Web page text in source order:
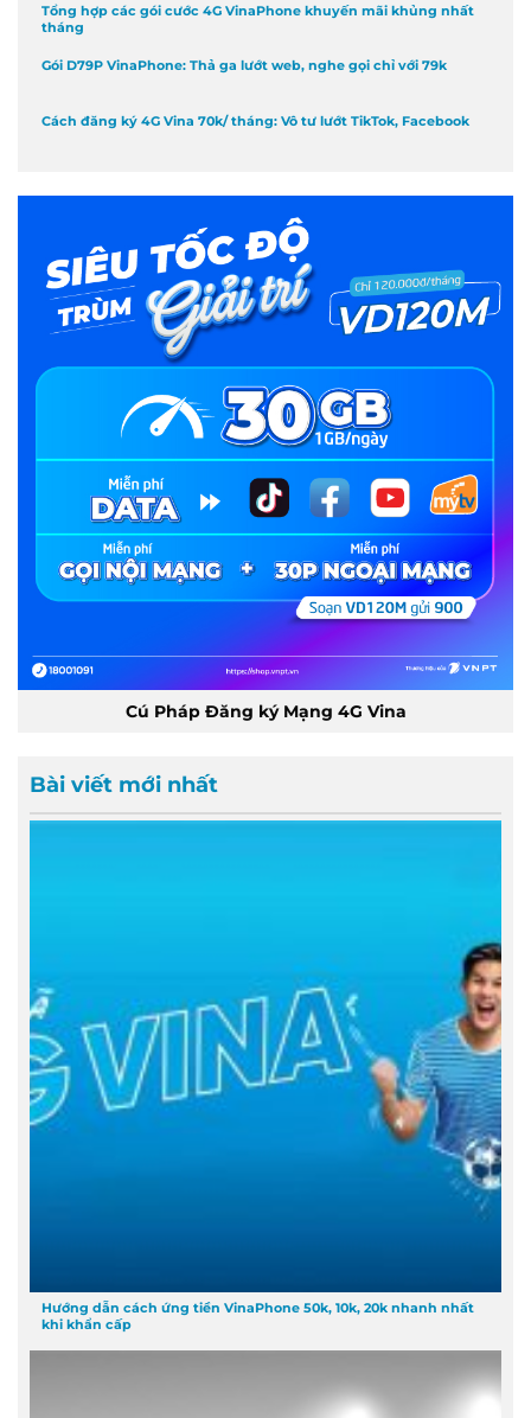
Tổng hợp các gói cước 4G VinaPhone khuyến mãi khủng nhất
tháng
Gói D79P VinaPhone: Thả ga lướt web, nghe gọi chỉ với 79k
Cách đăng ký 4G Vina 70k/ tháng: Vô tư lướt TikTok, Facebook
Cú Pháp Đăng ký Mạng 4G Vina
Bài viết mới nhất
Hướng dẫn cách ứng tiền VinaPhone 50k, 10k, 20k nhanh nhất
khi khẩn cấp